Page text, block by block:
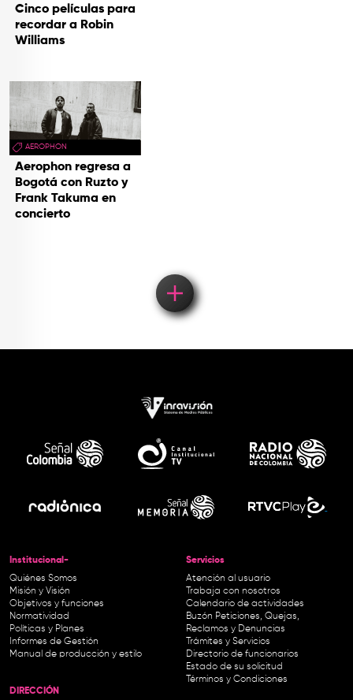
Cinco películas para
recordar a Robin
Williams
AEROPHON
Aerophon regresa a
Bogotá con Ruzto y
Frank Takuma en
concierto
Institucional-
Quiénes Somos
Misión y Visión
Objetivos y funciones
Normatividad
Políticas y Planes
Informes de Gestión
Manual de producción y estilo
Servicios
Atención al usuario
Trabaja con nosotros
Calendario de actividades
Buzón Peticiones, Quejas,
Reclamos y Denuncias
Trámites y Servicios
Directorio de funcionarios
Estado de su solicitud
Términos y Condiciones
DIRECCIÓN